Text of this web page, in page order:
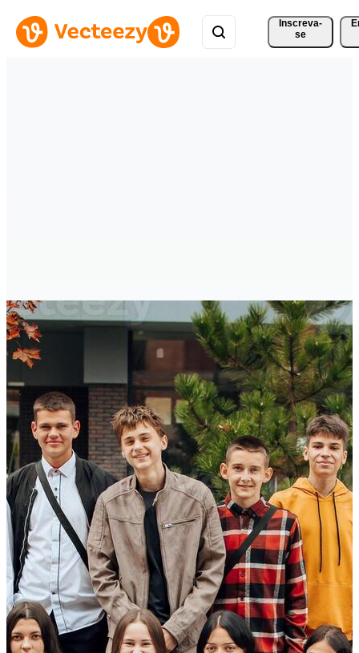
Inscreva-
se